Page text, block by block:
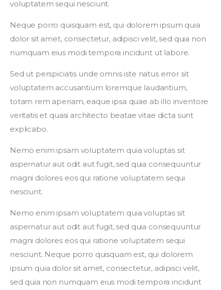
voluptatem sequi nesciunt.
Neque porro quisquam est, qui dolorem ipsum quia
dolor sit amet, consectetur, adipisci velit, sed quia non
numquam eius modi tempora incidunt ut labore.
Sed ut perspiciatis unde omnis iste natus error sit
voluptatem accusantium loremque laudantium,
totam rem aperiam, eaque ipsa quae ab illo inventore
veritatis et quasi architecto beatae vitae dicta sunt
explicabo.
Nemo enim ipsam voluptatem quia voluptas sit
aspernatur aut odit aut fugit, sed quia consequuntur
magni dolores eos qui ratione voluptatem sequi
nesciunt.
Nemo enim ipsam voluptatem quia voluptas sit
aspernatur aut odit aut fugit, sed quia consequuntur
magni dolores eos qui ratione voluptatem sequi
nesciunt. Neque porro quisquam est, qui dolorem
ipsum quia dolor sit amet, consectetur, adipisci velit,
sed quia non numquam eius modi tempora incidunt